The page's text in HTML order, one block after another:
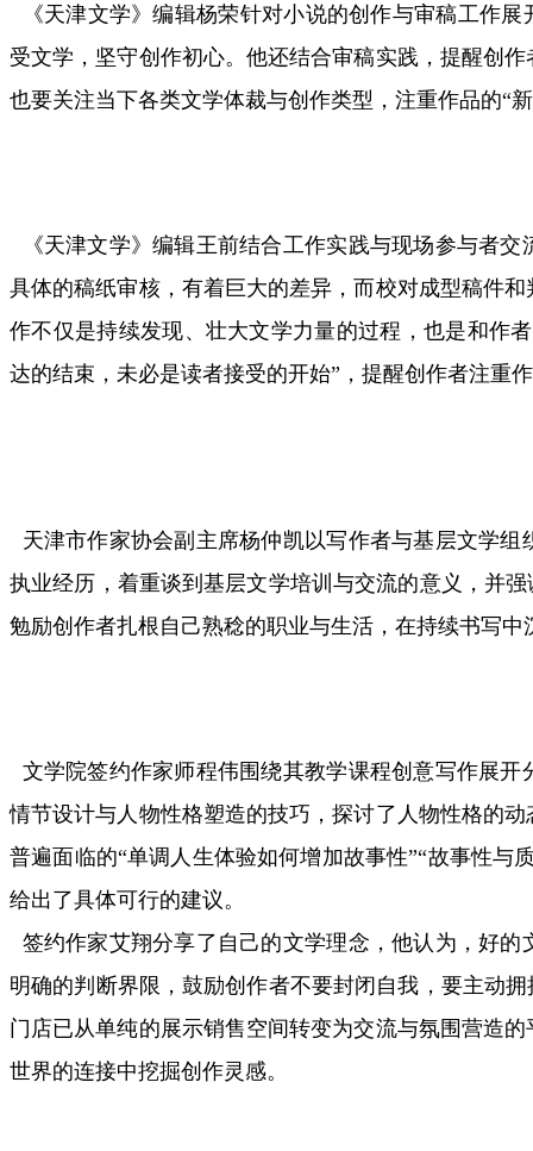
《天津文学》编辑杨荣针对小说的创作与审稿工作
受文学，坚守创作初心。他还结合审稿实践，提醒创
也要关注当下各类文学体裁与创作类型，注重作品的“
《天津文学》编辑王前结合工作实践与现场参与者
具体的稿纸审核，有着巨大的差异，而校对成型稿件
作不仅是持续发现、壮大文学力量的过程，也是和作
达的结束，未必是读者接受的开始”，提醒创作者注重
天津市作家协会副主席杨仲凯以写作者与基层文学
执业经历，着重谈到基层文学培训与交流的意义，并
勉励创作者扎根自己熟稔的职业与生活，在持续书写中
文学院签约作家师程伟围绕其教学课程创意写作展
情节设计与人物性格塑造的技巧，探讨了人物性格的
普遍面临的“单调人生体验如何增加故事性”“故事性与
给出了具体可行的建议。
签约作家艾翔分享了自己的文学理念，他认为，好
明确的判断界限，鼓励创作者不要封闭自我，要主动
门店已从单纯的展示销售空间转变为交流与氛围营造
世界的连接中挖掘创作灵感。